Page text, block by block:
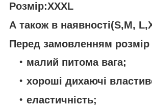
Розмір:XXХL
А також в наявності(S,M,
Перед замовленням
малий питома вага;
хороші дихаючі
еластичність;